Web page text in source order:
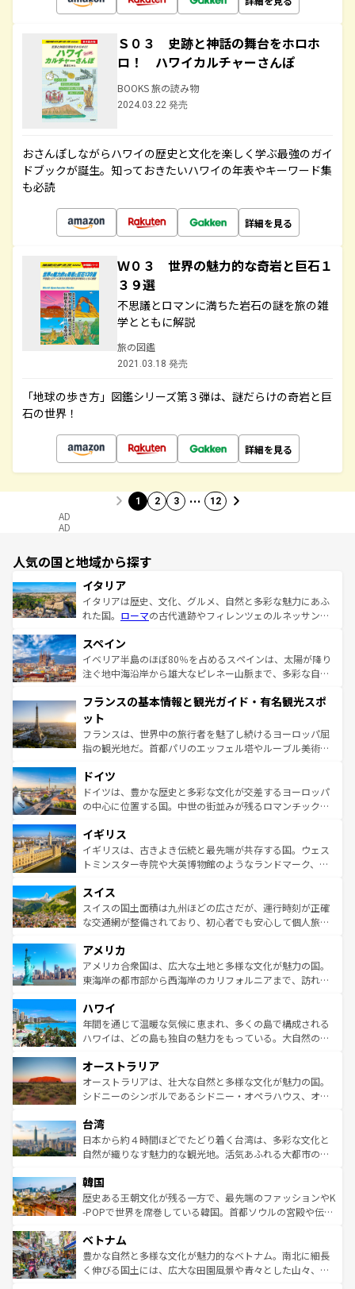
Ｓ０３ 史跡と神話の舞台をホロホ
ロ！ ハワイカルチャーさんぽ
BOOKS 旅の読み物
2024.03.22 発売
おさんぽしながらハワイの歴史と文化を楽しく学ぶ最強のガイ
ドブックが誕生。知っておきたいハワイの年表やキーワード集
も必読
詳細を見る
Ｗ０３ 世界の魅力的な奇岩と巨石１
３９選
不思議とロマンに満ちた岩石の謎を旅の雑
学とともに解説
旅の図鑑
2021.03.18 発売
「地球の歩き方」図鑑シリーズ第３弾は、謎だらけの奇岩と巨
石の世界！
詳細を見る
1 2 3 … 12
AD
AD
人気の国と地域から探す
イタリア
イタリアは歴史、文化、グルメ、自然と多彩な魅力にあふ
れた国。 ローマの古代遺跡やフィレンツェのルネッサンス
ろん、トスカーナの美しい田園風景やアマルフィ海岸の絶
景など、自然景観も見逃せない。観光の合間には、本場の
ピザやパスタなど、絶品のイタリア料理を堪能することも
ませてくれるイタリアで、忘れられない旅をしてみよう！
なお、新着のイタリア情報は
しい。
スペイン
イベリア半島のほぼ80％を占めるスペインは、太陽が降り
注ぐ地中海沿岸から雄大なピレネー山脈まで、多彩な自然
文化が根付くこの国では、情熱的なフラメンコ、熱気あふ
れる闘牛、そして美味しいタパスが生活の一部となってい
る。首都マドリードの洗練された雰囲気や、バルセロナの
アートに溢れた街角から、地方では古代ローマ遺跡や中世
せる。地方によって風土や気候が異なるスペインはその個
性で訪れる人を魅了する。 なお、新着のスペイン情報は コ
ンテンツ一覧を参照してほしい。
フランスの基本情報と観光ガイド・有名観光スポ
ット
フランスは、世界中の旅行者を魅了し続けるヨーロッパ屈
指の観光地だ。首都パリのエッフェル塔やルーブル美術館
で、幅広い魅力が詰まっている。華麗な宮殿、歴史的な大
聖堂、美しいビーチ、そして豊かな自然が、訪れる者を心
から魅了する。また、フランスは美食の国としても知ら
いる。シャンパンの発祥地であるランス、プロヴァンスの
香り高いラベンダー畑など、多彩な楽しみ方が可能だ。さ
らに、パリ以外の地域にも魅力が溢れており、どの街角に
れる地方に足を運ぶとそれぞれで全く異なる文化を体験で
きるだろう。 なお、新着のフランス情報はコンテンツ一覧
を参照してほしい。
ドイツ
ドイツは、豊かな歴史と多彩な文化が交差するヨーロッパ
の中心に位置する国。中世の街並みが残るロマンチック街
顔を持つこの国は、どこを歩いても飽きることがない。ベ
ルリンの文化的活気、バイエルン州のアルプスの絶景、そ
してライン川沿いのワイン畑といった風景は必見。ビール
は、お酒好きな人にはぜひ体験してほしい。 なお、新着の
ドイツ情報はコンテンツ一覧を参照してほしい。
イギリス
イギリスは、古きよき伝統と最先端が共存する国。ウェス
トミンスター寺院や大英博物館のようなランドマーク、歴
リアごとに異なる魅力がある。また、優雅なアフタヌーン
ティー、ビール好きにはたまらない英国パブ、サッカー観
戦など、本場だからこそできる体験も豊富。イギリスを旅
ンツ一覧を参照してほしい。
スイス
スイスの国土面積は九州ほどの広さだが、運行時刻が正確
な交通網が整備されており、初心者でも安心して個人旅行
の建物がそのまま残る町や、スイスならではのユニークな
博物館もあり、アルプス観光だけでなく町歩きも満喫する
ことができる。国民の所得が高いため物価も高いが、旅行
ば市内交通費無料で観光を楽しむこともできる。 なお、新
着のスイス情報はコンテンツ一覧 を参照してほしい。
アメリカ
アメリカ合衆国は、広大な土地と多様な文化が魅力の国。
東海岸の都市部から西海岸のカリフォルニアまで、訪れる
のような巨大都市は、観光、ショッピング、エンターテイ
ンメントが詰まった刺激的なスポットだ。一方、アメリカ
西部には大自然が広がり、グランドキャニオンやイエロー
部のニューオーリンズでは、音楽と美食が融合した独特の
文化が魅力。旅行者はアメリカの各地域で異なる魅力を楽
しみながら、その多様性と豊かな歴史を感じることができ
ならではの贅沢な旅のスタイルだ。 なお、新着のアメリカ
情報はコンテンツ一覧を参照してほしい。
ハワイ
年間を通じて温暖な気候に恵まれ、多くの島で構成される
ハワイは、どの島も独自の魅力をもっている。大自然の神
ワイ島は見逃せない。また、定番の観光地といえばオアフ
島だが、静かな自然を求めるならマウイ島やカウアイ島が
おすすめ。エメラルドグリーンに輝く海をはじめ、豊かな
れるおもてなしの心で訪れる人々を迎えてくれるハワイの
人々、おいしいローカルフードやハワイアンミュージッ
ク、伝統的なフラダンスなど、すべてがハワイの魅力を彩
ワイを、存分に味わってほしい。 なお、新着のハワイ情報
はコンテンツ一覧を参照してほしい。
オーストラリア
オーストラリアは、壮大な自然と多様な文化が魅力の国。
シドニーのシンボルであるシドニー・オペラハウス、オー
リアリーフや大陸中央部にそびえるウルル（エアーズロッ
ク）、タスマニアの美しい原生林やケアンズの熱帯雨林な
ど、見どころがたくさん。また、カフェやワイン、オージ
いる。アクティビティも充実しており、サーフィンやダイ
ビング、ハイキングなど、アウトドア好きにはたまらな
い。オーストラリアの多彩な魅力を存分に味わいつくそ
参照してほしい。
台湾
日本から約４時間ほどでたどり着く台湾は、多彩な文化と
自然が織りなす魅力的な観光地。活気あふれる大都市の台
ン）、静ひつな山岳地帯である台湾東部など、都市の喧騒
と山間の静けさが共存しており、訪れる人に新しい発見と
驚きをもたらしてくれる。また、奥深い台湾の食文化も魅
容にもいいと評判のスイーツなど、バラエティ豊かな料理
が味わえる。 なお、新着の台湾情報は コンテンツ一覧を参
照してほしい。
韓国
歴史ある王朝文化が残る一方で、最先端のファッションやK
-POPで世界を席巻している韓国。首都ソウルの宮殿や伝統
き、地方に足を延ばせば四季折々の自然美を楽しむことが
できる。そして、キムチや焼肉、絶品のストリートフード
まで、さまざまな韓国料理が待っている。夜には、韓国な
ベトナム
豊かな自然と多様な文化が魅力的なベトナム。南北に細長
く伸びる国土には、広大な田園風景や青々とした山々、世